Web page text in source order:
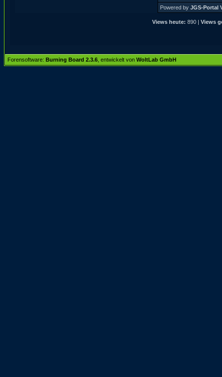
Powered by JGS-Portal
Views heute: 890 | Views
Forensoftware: Burning Board 2.3.6 , entwickelt von WoltLab GmbH